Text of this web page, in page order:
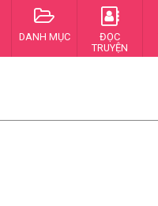
DANH MỤC
ĐỌC
TRUYỆN